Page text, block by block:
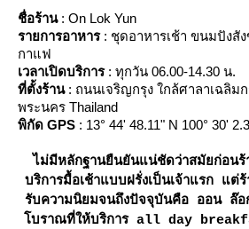
ชื่อร้าน: On Lok Yun
รายการอาหาร: ชุดอาหารเช้า ขนมปังสั
กาแฟ
เวลาเปิดบริการ: ทุกวัน 06.00-14.30 น.
ที่ตั้งร้าน: ถนนเจริญกรุง ใกล้ศาลาเฉลิม
พระนคร Thailand
พิกัด GPS : 13° 44' 48.11" N 100° 30'
ไม่มีหลักฐานยืนยันแน่ชัดว่าสมัยก่อน
บริการมื้อเช้าแบบฝรั่งเป็นเจ้าแรก แต่
รับความนิยมจนถึงปัจจุบันคือ ออน ล๊
บราณที่ให้บริการ all day